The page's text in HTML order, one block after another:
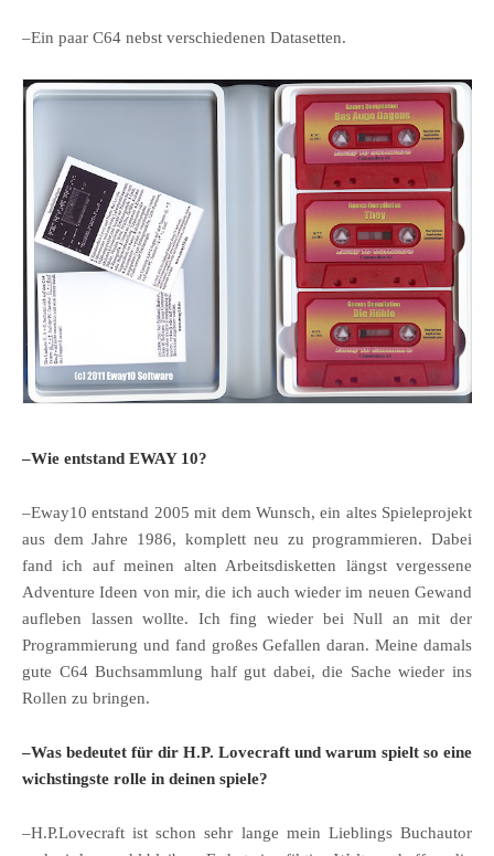
–Ein paar C64 nebst verschiedenen Datasetten.
–Wie entstand EWAY 10?
–Eway10 entstand 2005 mit dem Wunsch, ein altes Spieleprojekt
aus dem Jahre 1986, komplett neu zu programmieren. Dabei
fand ich auf meinen alten Arbeitsdisketten längst vergessene
Adventure Ideen von mir, die ich auch wieder im neuen Gewand
aufleben lassen wollte. Ich fing wieder bei Null an mit der
Programmierung und fand großes Gefallen daran. Meine damals
gute C64 Buchsammlung half gut dabei, die Sache wieder ins
Rollen zu bringen.
–Was bedeutet für dir H.P. Lovecraft und warum spielt so eine
wichstingste rolle in deinen spiele?
–H.P.Lovecraft ist schon sehr lange mein Lieblings Buchautor